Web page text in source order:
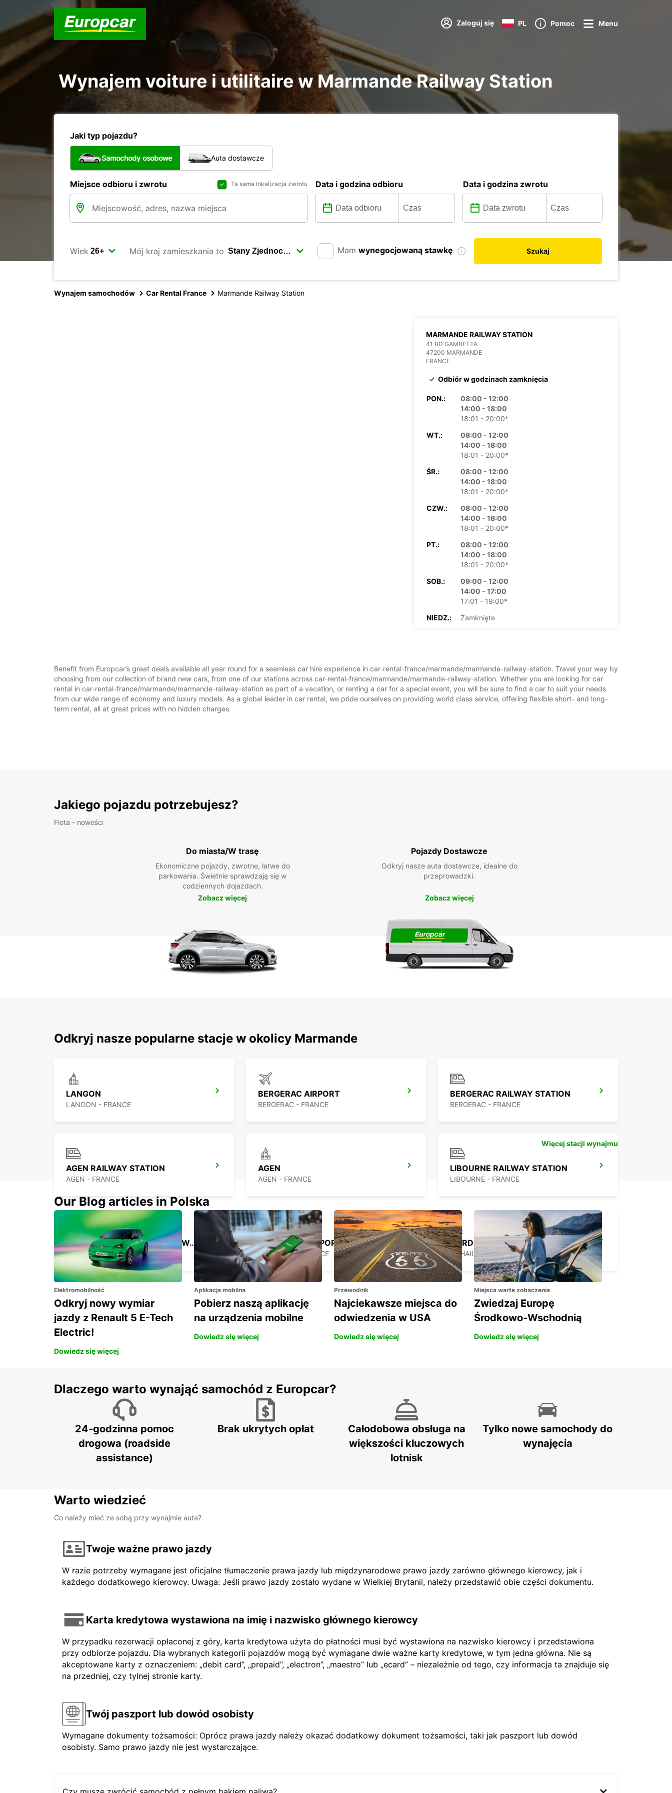
Zaloguj się PL Pomoc Menu
Wynajem voiture i utilitaire w Marmande Railway Station
Jaki typ pojazdu?
Samochody osobowe Auta dostawcze
Miejsce odbioru i zwrotu Ta sama lokalizacja zwrotu Data i godzina odbioru Data i godzina zwrotu
Wiek Mój kraj zamieszkania to Mam wynegocjowaną stawkę Szukaj
Wynajem samochodów Car Rental France Marmande Railway Station
MARMANDE RAILWAY STATION
41 BD GAMBETTA
47200 MARMANDE
FRANCE
Odbiór w godzinach zamknięcia
PON.:
08:00 - 12:00
14:00 - 18:00
18:01 - 20:00*
WT.:
08:00 - 12:00
14:00 - 18:00
18:01 - 20:00*
ŚR.:
08:00 - 12:00
14:00 - 18:00
18:01 - 20:00*
CZW.:
08:00 - 12:00
14:00 - 18:00
18:01 - 20:00*
PT.:
08:00 - 12:00
14:00 - 18:00
18:01 - 20:00*
SOB.:
09:00 - 12:00
14:00 - 17:00
17:01 - 19:00*
NIEDZ.:
Zamknięte
+33 (0) 553208282
Benefit from Europcar’s great deals available all year round for a seamless car hire experience in car-rental-france/marmande/marmande-railway-station. Travel your way by
choosing from our collection of brand new cars, from one of our stations across car-rental-france/marmande/marmande-railway-station. Whether you are looking for car
rental in car-rental-france/marmande/marmande-railway-station as part of a vacation, or renting a car for a special event, you will be sure to find a car to suit your needs
from our wide range of economy and luxury models. As a global leader in car rental, we pride ourselves on providing world class service, offering flexible short- and long-
term rental, all at great prices with no hidden charges.
Jakiego pojazdu potrzebujesz?
Flota - nowości
Do miasta/W trasę
Ekonomiczne pojazdy, zwrotne, łatwe do
parkowania. Świetnie sprawdzają się w
codziennych dojazdach.
Zobacz więcej
Pojazdy Dostawcze
Odkryj nasze auta dostawcze, idealne do
przeprowadzki.
Zobacz więcej
Odkryj nasze popularne stacje w okolicy Marmande
LANGON
LANGON - FRANCE
BERGERAC AIRPORT
BERGERAC - FRANCE
BERGERAC RAILWAY STATION
BERGERAC - FRANCE
AGEN RAILWAY STATION
AGEN - FRANCE
AGEN
AGEN - FRANCE
LIBOURNE RAILWAY STATION
LIBOURNE - FRANCE
BORDEAUX SAINT JEAN RAILWAY STATION
BORDEAUX - FRANCE
BORDEAUX AIRPORT
MERIGNAC - FRANCE
BORDEAUX LE HAILLAN
LE HAILLAN - FRANCE
Więcej stacji wynajmu
Our Blog articles in Polska
Elektromobilność
Odkryj nowy wymiar
jazdy z Renault 5 E-Tech
Electric!
Dowiedz się więcej
Aplikacja mobilna
Pobierz naszą aplikację
na urządzenia mobilne
Dowiedz się więcej
Przewodnik
Najciekawsze miejsca do
odwiedzenia w USA
Dowiedz się więcej
Miejsca warte zobaczenia
Zwiedzaj Europę
Środkowo-Wschodnią
Dowiedz się więcej
Dlaczego warto wynająć samochód z Europcar?
24-godzinna pomoc
drogowa (roadside
assistance)
Brak ukrytych opłat
Całodobowa obsługa na
większości kluczowych
lotnisk
Tylko nowe samochody do
wynajęcia
Warto wiedzieć
Co należy mieć ze sobą przy wynajmie auta?
Twoje ważne prawo jazdy
W razie potrzeby wymagane jest oficjalne tłumaczenie prawa jazdy lub międzynarodowe prawo jazdy zarówno głównego kierowcy, jak i
każdego dodatkowego kierowcy. Uwaga: Jeśli prawo jazdy zostało wydane w Wielkiej Brytanii, należy przedstawić obie części dokumentu.
Karta kredytowa wystawiona na imię i nazwisko głównego kierowcy
W przypadku rezerwacji opłaconej z góry, karta kredytowa użyta do płatności musi być wystawiona na nazwisko kierowcy i przedstawiona
przy odbiorze pojazdu. Dla wybranych kategorii pojazdów mogą być wymagane dwie ważne karty kredytowe, w tym jedna główna. Nie są
akceptowane karty z oznaczeniem: „debit card”, „prepaid”, „electron”, „maestro” lub „ecard” – niezależnie od tego, czy informacja ta znajduje się
na przedniej, czy tylnej stronie karty.
Twój paszport lub dowód osobisty
Wymagane dokumenty tożsamości: Oprócz prawa jazdy należy okazać dodatkowy dokument tożsamości, taki jak paszport lub dowód
osobisty. Samo prawo jazdy nie jest wystarczające.